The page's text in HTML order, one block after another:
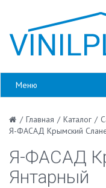
Меню
/ Главная / Каталог /
Я-ФАСАД Крымский
Я-ФАСАД
Янтарный